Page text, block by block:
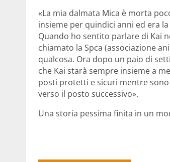
«La mia dalmata Mica è morta
insieme per quindici anni ed era
Quando ho sentito parlare di Kai
chiamato la Spca (associazione
qualcosa. Ora dopo un paio di
che Kai starà sempre insieme a
posti protetti e sicuri mentre
verso il posto successivo».
Una storia pessima finita in un